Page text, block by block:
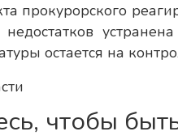
прокурорского
остается на
чтобы